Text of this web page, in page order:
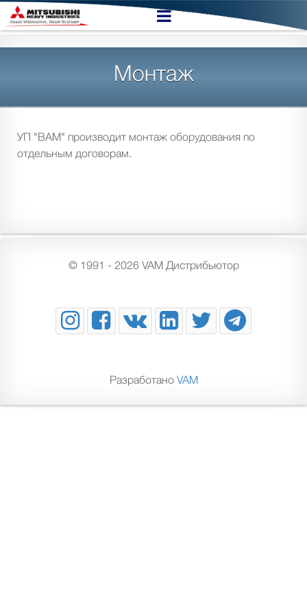
Монтаж
УП "ВАМ" производит монтаж оборудования по
отдельным договорам.
© 1991 - 2026 VAM Дистрибьютор
Разработано VAM